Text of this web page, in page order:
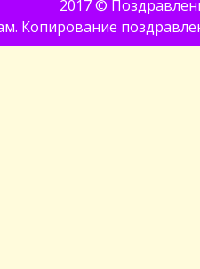
2017 ©
Копирование